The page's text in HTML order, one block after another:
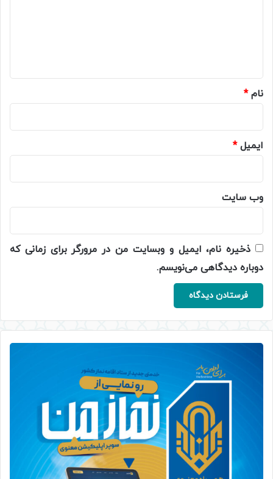
نام*
ایمیل*
وب‌ سایت
ذخیره نام، ایمیل و وبسایت من در مرورگر برای زمانی که
دوباره دیدگاهی می‌نویسم.